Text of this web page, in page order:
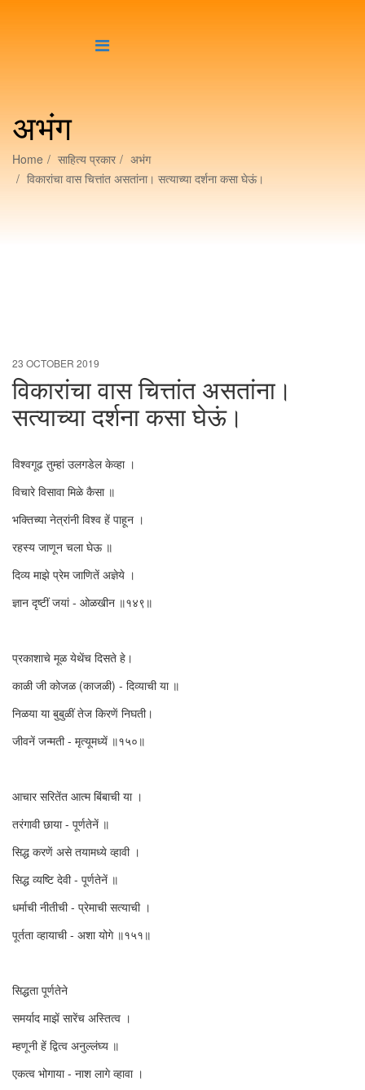
अभंग
Home साहित्य प्रकार
अभंग
विकारांचा वास चित्तांत असतांना। सत्याच्या दर्शना कसा घेऊं।
23 OCTOBER 2019
विकारांचा वास चित्तांत असतांना।
सत्याच्या दर्शना कसा घेऊं।
विश्वगूढ तुम्हां उलगडेल केव्हा ।
विचारे विसावा मिळे कैसा ॥
भक्तिच्या नेत्रांनी विश्व हें पाहून ।
रहस्य जाणून चला घेऊ ॥
दिव्य माझे प्रेम जाणितें अज्ञेये ।
ज्ञान दृष्टीं जयां - ओळखीन ॥१४९॥
प्रकाशाचे मूळ येथेंच दिसते हे।
काळी जी कोजळ (काजळी) - दिव्याची या ॥
निळया या बुबुळीं तेज किरणें निघती।
जीवनें जन्मती - मृत्यूमध्यें ॥१५०॥
आचार सरितेंत आत्म बिंबाची या ।
तरंगावी छाया - पूर्णतेनें ॥
सिद्ध करणें असे तयामध्ये व्हावी ।
सिद्ध व्यष्टि देवी - पूर्णतेनें ॥
धर्माची नीतीची - प्रेमाची सत्याची ।
पूर्तता व्हायाची - अशा योगे ॥१५१॥
सिद्धता पूर्णतेने
समर्याद माझें सारेंच अस्तित्व ।
म्हणूनी हें द्वित्व अनुल्लंघ्य ॥
एकत्व भोगाया - नाश लागे व्हावा ।